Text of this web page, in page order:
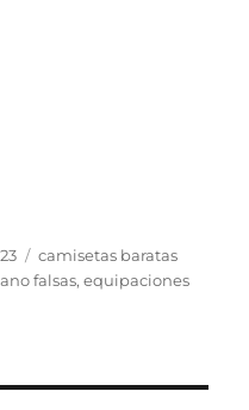
Etiquetas
camisetas baratas
falsas,equipaciones